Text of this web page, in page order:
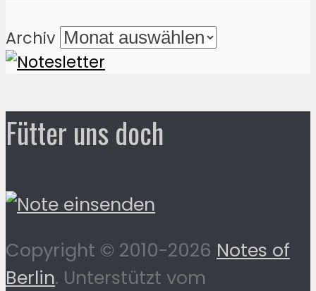
Archiv
Fütter uns doch
Copyright © 2010-2026 Notes of
Berlin. Unterstützt vom